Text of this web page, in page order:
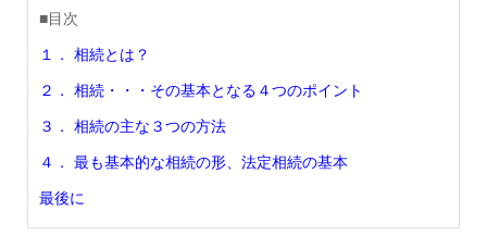
■目次
１． 相続とは？
２． 相続・・・その基本となる４つのポイント
３． 相続の主な３つの方法
４． 最も基本的な相続の形、法定相続の基本
最後に